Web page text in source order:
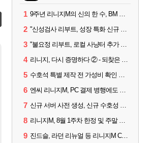
빵 가격이 24500원 이라길래 결제 취소하고 나왔다
저보다 더 한 분들도 계시겠지만
영상찍을걸
[83]
게이머라면 필수로 알아야 할 것 [114]
섭컬겜 넷마블, 신작 서브컬쳐 게임 [펄 인 블루] 티저 사이트
챕터별 길찾기/지도 공략 (1 ~ 12장)
테스트 때는 로비에 온라인 기능이 있는데
비스트 오브 리인카네이션 오픈 트레일러
1 9주년 리니지M의 신의 한 수, BM 장비 아데나 판매 예고
2 "신성검사 리부트, 성장 특화 신규 서버" 리니지M 3월 업데이트 예고
3 "불요정 리부트, 로컬 사냥터 추가 예정" 리니지M 9주년 업데이트 예고
4 리니지, 다시 증명하다 ② - 되찾은 모바일 왕좌
5 수호석 특별 제작 전 가성비 확인 필수! 3월 2주차 업데이트 이슈
6 엔씨 리니지M, PC 결제 병행에도 모바일 '매출 1위' 탈환
7 신규 서버 사전 생성, 신규 수호성 추가 등 3월 1주차 업데이트 이슈
8 리니지M, 8월 1주차 한정 및 주말 제작 정보
9 진드슬, 라던 리뉴얼 등 리니지M ContiNew 업데이트 핵심 요약